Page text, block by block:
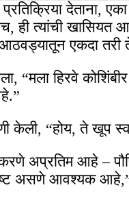
देताना, एका
ही त्यांची खासियत
एकदा तरी
“मला हिरवे
केली, “होय, ते खूप
करणे अप्रतिम आहे –
असणे आवश्यक आहे,”